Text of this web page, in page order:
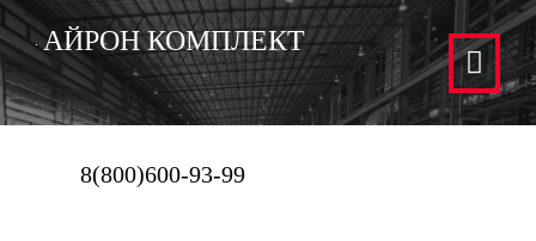
АЙРОН КОМПЛЕКТ
8(800)600-93-99